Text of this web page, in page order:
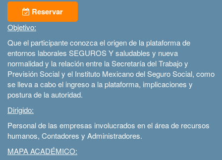
Reservar
Objetivo:
Que el participante conozca el origen de la plataforma de
entornos laborales SEGUROS Y saludables y nueva
normalidad y la relación entre la Secretaría del Trabajo y
Previsión Social y el Instituto Mexicano del Seguro Social, como
se lleva a cabo el ingreso a la plataforma, implicaciones y
postura de la autoridad.
Dirigido:
Personal de las empresas involucrados en el área de recursos
humanos, Contadores y Administradores.
MAPA ACADÉMICO: